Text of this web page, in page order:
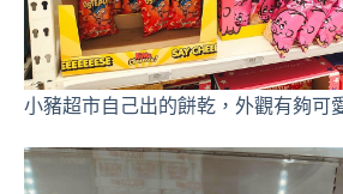
小豬超市自己出的餅乾，外觀有夠可